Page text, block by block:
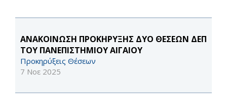
ΑΝΑΚΟΙΝΩΣΗ ΠΡΟΚΗΡΥΞΗΣ ΔΥΟ ΘΕΣΕΩΝ ΔΕΠ
ΤΟΥ ΠΑΝΕΠΙΣΤΗΜΙΟΥ ΑΙΓΑΙΟΥ
Προκηρύξεις Θέσεων
7 Νοε 2025